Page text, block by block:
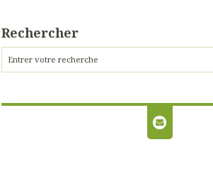
Rechercher